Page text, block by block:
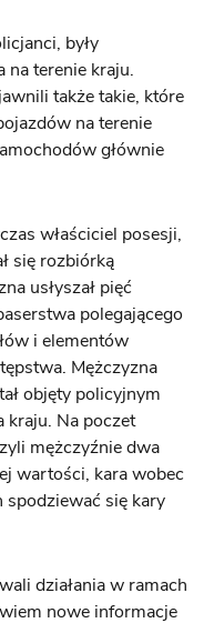
były
na terenie kraju.
także takie, które
na terenie
głównie
właściciel posesji,
się rozbiórką
usłyszał pięć
polegającego
i elementów
Mężczyzna
objęty policyjnym
kraju. Na poczet
mężczyźnie dwa
wartości, kara wobec
spodziewać się kary
działania w ramach
nowe informacje